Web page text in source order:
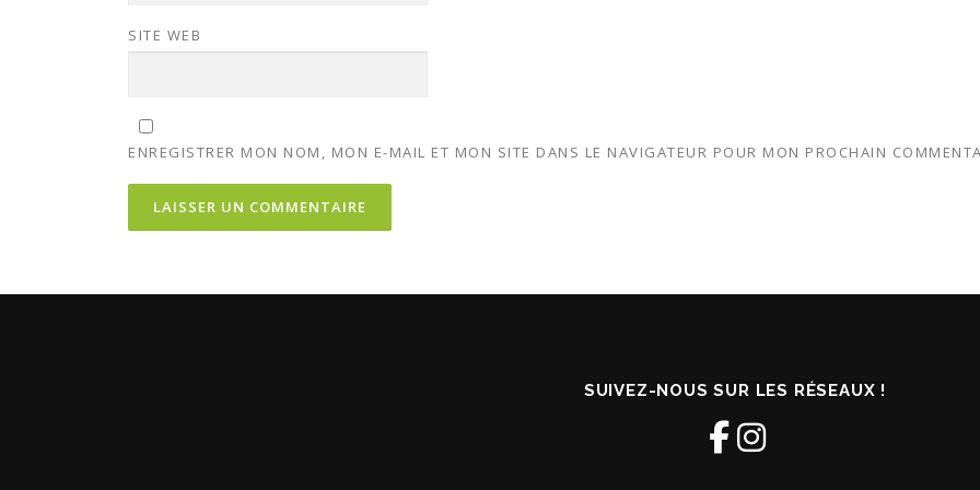
SITE WEB
ENREGISTRER MON NOM, MON E-MAIL ET MON SITE DANS LE NAVIGATEUR POUR MON PROCHAIN
SUIVEZ-NOUS SUR LES RÉSEAUX !